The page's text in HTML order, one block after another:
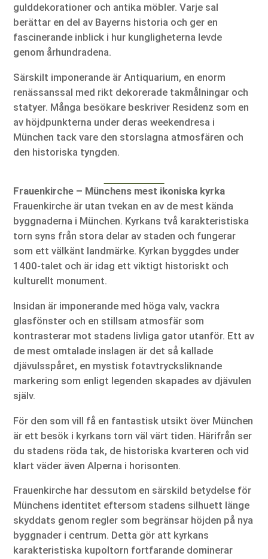
gulddekorationer och antika möbler. Varje sal
berättar en del av Bayerns historia och ger en
fascinerande inblick i hur kungligheterna levde
genom århundradena.
Särskilt imponerande är Antiquarium, en enorm
renässanssal med rikt dekorerade takmålningar och
statyer. Många besökare beskriver Residenz som en
av höjdpunkterna under deras weekendresa i
München tack vare den storslagna atmosfären och
den historiska tyngden.
Frauenkirche – Münchens mest ikoniska kyrka
Frauenkirche är utan tvekan en av de mest kända
byggnaderna i München. Kyrkans två karakteristiska
torn syns från stora delar av staden och fungerar
som ett välkänt landmärke. Kyrkan byggdes under
1400-talet och är idag ett viktigt historiskt och
kulturellt monument.
Insidan är imponerande med höga valv, vackra
glasfönster och en stillsam atmosfär som
kontrasterar mot stadens livliga gator utanför. Ett av
de mest omtalade inslagen är det så kallade
djävulsspåret, en mystisk fotavtrycksliknande
markering som enligt legenden skapades av djävulen
själv.
För den som vill få en fantastisk utsikt över München
är ett besök i kyrkans torn väl värt tiden. Härifrån ser
du stadens röda tak, de historiska kvarteren och vid
klart väder även Alperna i horisonten.
Frauenkirche har dessutom en särskild betydelse för
Münchens identitet eftersom stadens silhuett länge
skyddats genom regler som begränsar höjden på nya
byggnader i centrum. Detta gör att kyrkans
karakteristiska kupoltorn fortfarande dominerar